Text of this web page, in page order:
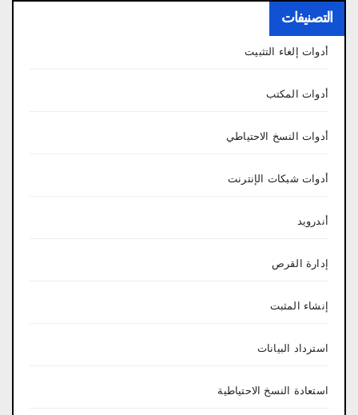
التصنيفات
أدوات إلغاء التثبيت
أدوات المكتب
أدوات النسخ الاحتياطي
أدوات شبكات الإنترنت
أندرويد
إدارة القرص
إنشاء المثبت
استرداد البيانات
استعادة النسخ الاحتياطية